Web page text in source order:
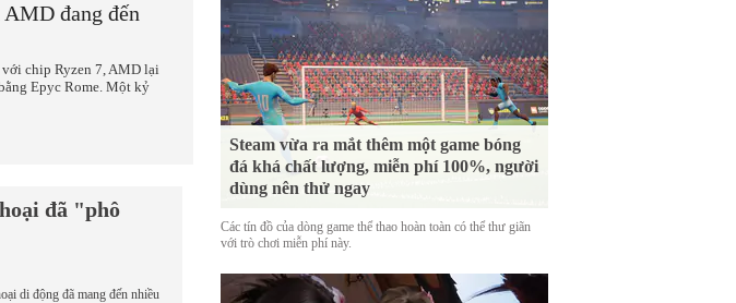
đang đến
chip Ryzen 7, AMD lại
Epyc Rome. Một kỷ
đã "phô
di động đã mang đến nhiều
Steam vừa ra mắt thêm một game bóng
đá khá chất lượng, miễn phí 100%, người
dùng nên thử ngay
Các tín đồ của dòng game thể thao hoàn toàn có thể thư giãn
với trò chơi miễn phí này.